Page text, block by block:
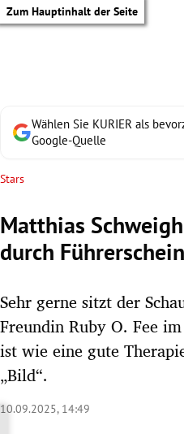
Zum Hauptinhalt der Seite
Untermenü
Untermenü
Untermenü
Wählen Sie KURIER als
Google-Quelle
Stars
Matthias
durch
Sehr gerne sitzt der
Freundin Ruby O. Fee
ist wie eine gute
„Bild“.
10.09.2025, 14:49